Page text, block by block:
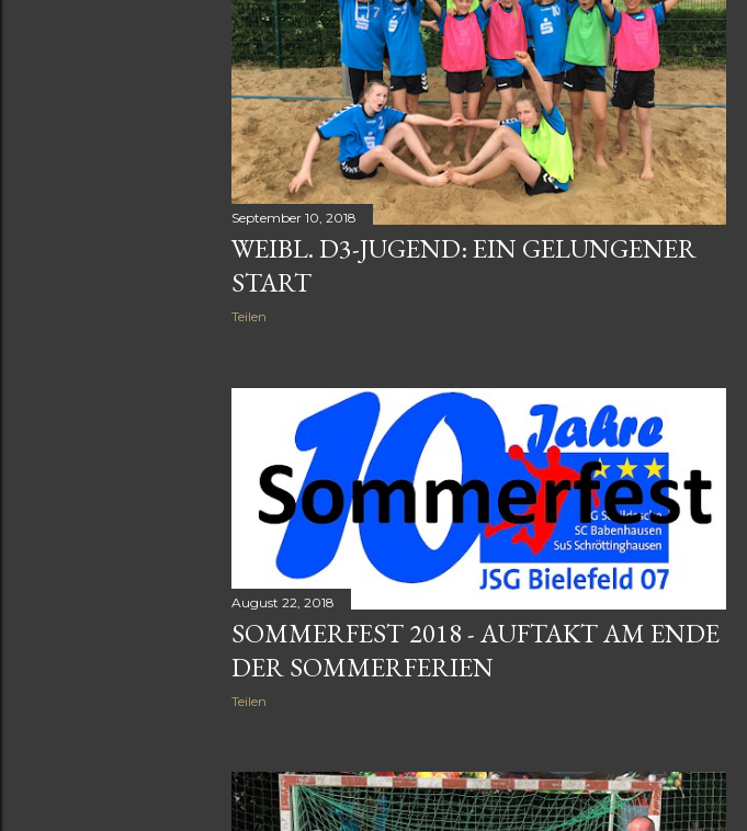
September 10, 2018
WEIBL. D3-JUGEND: EIN GELUNGENER
START
Teilen
August 22, 2018
SOMMERFEST 2018 - AUFTAKT AM ENDE
DER SOMMERFERIEN
Teilen